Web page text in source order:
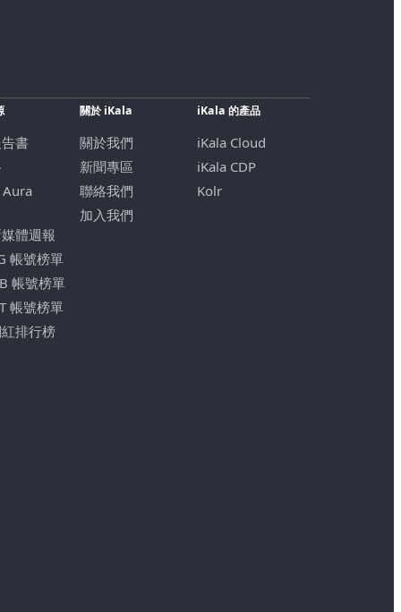
書
體週報
帳號榜單
帳號榜單
帳號榜單
排行榜
關於 iKala
關於我們
新聞專區
聯絡我們
加入我們
iKala 的產品
iKala Cloud
iKala CDP
Kolr